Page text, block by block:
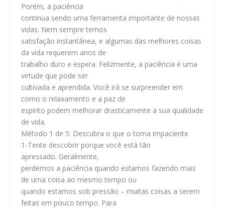
Porém, a paciência
continua sendo uma ferramenta importante de nossas
vidas. Nem sempre temos
satisfação instantânea, e algumas das melhores coisas
da vida requerem anos de
trabalho duro e espera. Felizmente, a paciência é uma
virtude que pode ser
cultivada e aprendida. Você irá se surpreender em
como o relaxamento e a paz de
espírito podem melhorar drasticamente a sua qualidade
de vida.
Método 1 de 5: Descubra o que o torna impaciente
1-Tente descobrir porque você está tão
apressado. Geralmente,
perdemos a paciência quando estamos fazendo mais
de uma coisa ao mesmo tempo ou
quando estamos sob pressão – muitas coisas a serem
feitas em pouco tempo. Para